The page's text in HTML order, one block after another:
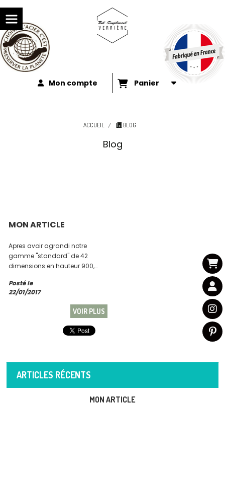
Mon compte Panier
ACCUEIL BLOG
Blog
MON ARTICLE
Apres avoir agrandi notre
gamme "standard" de 42
dimensions en hauteur 900,
ToutSimplementVerriere vous
propose maintenant une
selection de 15 Verrieres
expediées en 72h.... ...
Posté le
22/01/2017
VOIR PLUS
ARTICLES RÉCENTS
MON ARTICLE